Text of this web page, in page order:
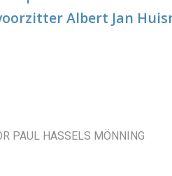
Albert Jan
PAUL HASSELS MÖNNING